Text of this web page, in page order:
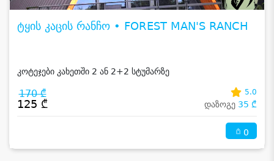
ტყის კაცის რანჩო • FOREST MAN'S RANCH
კოტეჯები კახეთში 2 ან 2+2 სტუმარზე
170 ₾
125 ₾
5.0
დაზოგე 35 ₾
0